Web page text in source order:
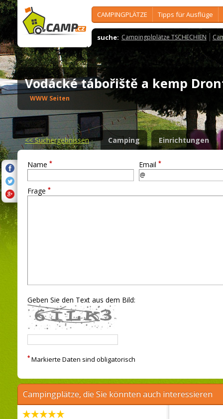
CAMPINGPLÄTZE Tipps für Ausflüge
suche: Campingplplätze TSCHECHIEN
Vodácké tábořiště a kemp
WWW Seiten
<<Suchergebnissen Camping Einrichtungen
Name * Email *
Frage *
Geben Sie den Text aus dem Bild:
* Markierte Daten sind obligatorisch
Campingplätze, die Sie könnten auch interessieren